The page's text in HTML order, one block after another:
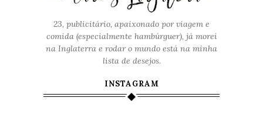
23, publicitário, apaixonado por viagem e
comida (especialmente hambúrguer), já morei
na Inglaterra e rodar o mundo está na minha
lista de desejos.
INSTAGRAM